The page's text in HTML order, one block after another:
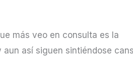
más veo en consulta es la
así siguen sintiéndose